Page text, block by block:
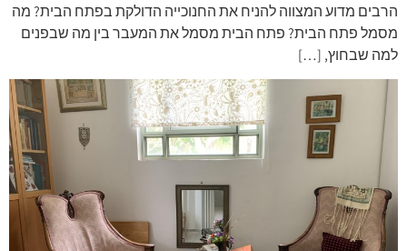
הרבים מדוע המצווה להניח את החנוכייה הדולקת בפתח הבית? מה
מסמל פתח הבית? פתח הבית מסמל את המעבר בין מה שבפנים
למה שבחוץ, […]